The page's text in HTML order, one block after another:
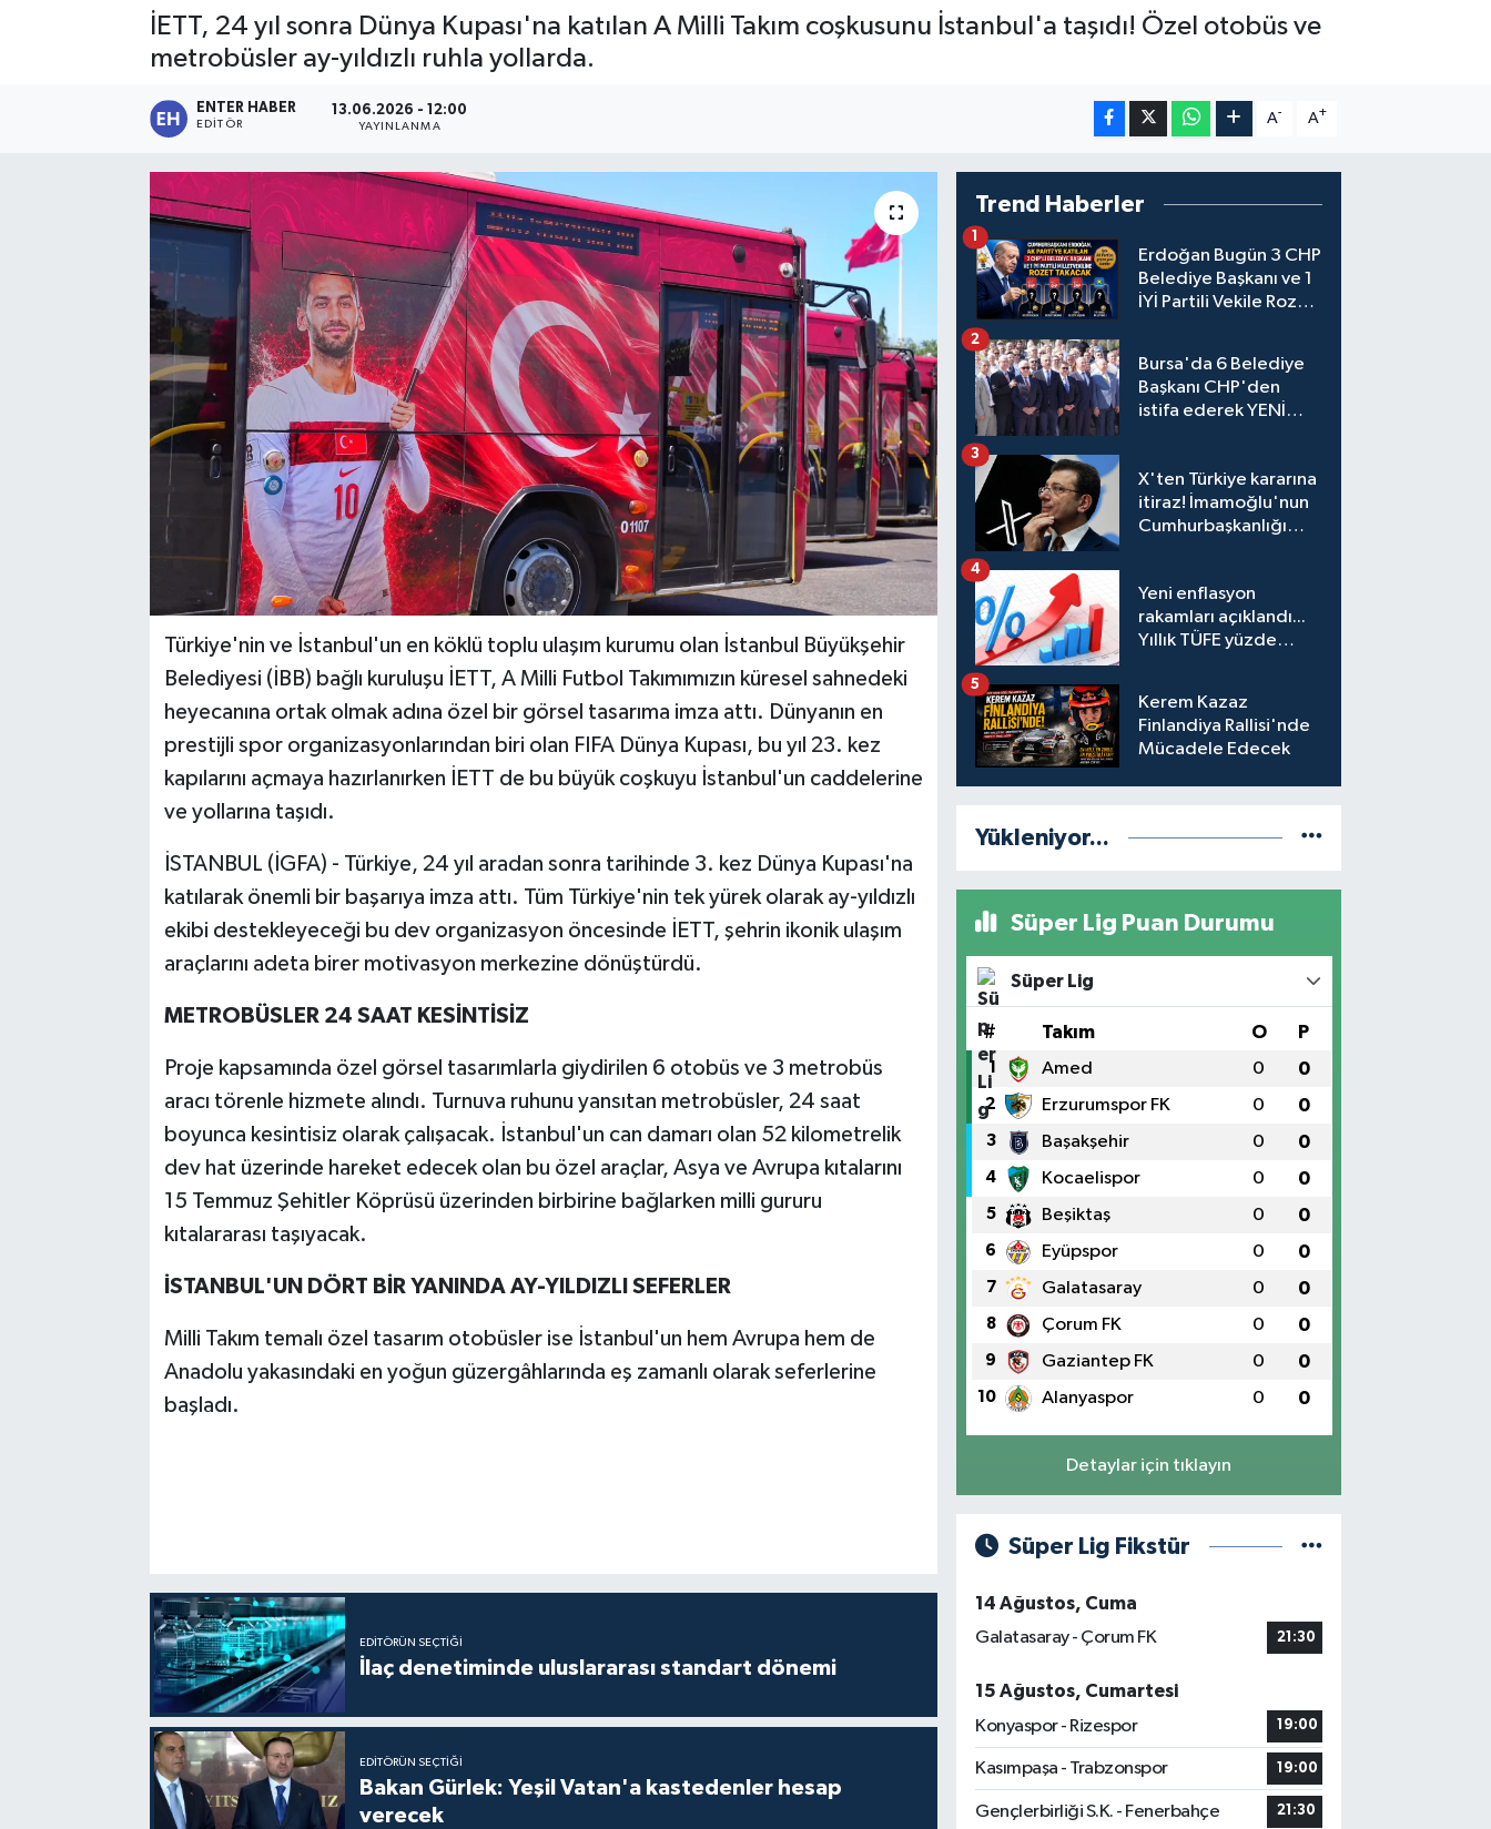
İETT, 24 yıl sonra Dünya Kupası'na katılan A Milli Takım coşkusunu İstanbul'a taşıdı! Özel otobüs ve
metrobüsler ay-yıldızlı ruhla yollarda.
ENTER HABER
EDITÖR
13.06.2026 - 12:00
YAYINLANMA
A- A+
Türkiye'nin ve İstanbul'un en köklü toplu ulaşım kurumu olan İstanbul Büyükşehir
Belediyesi (İBB) bağlı kuruluşu İETT, A Milli Futbol Takımımızın küresel sahnedeki
heyecanına ortak olmak adına özel bir görsel tasarıma imza attı. Dünyanın en
prestijli spor organizasyonlarından biri olan FIFA Dünya Kupası, bu yıl 23. kez
kapılarını açmaya hazırlanırken İETT de bu büyük coşkuyu İstanbul'un caddelerine
ve yollarına taşıdı.
İSTANBUL (İGFA) - Türkiye, 24 yıl aradan sonra tarihinde 3. kez Dünya Kupası'na
katılarak önemli bir başarıya imza attı. Tüm Türkiye'nin tek yürek olarak ay-yıldızlı
ekibi destekleyeceği bu dev organizasyon öncesinde İETT, şehrin ikonik ulaşım
araçlarını adeta birer motivasyon merkezine dönüştürdü.
METROBÜSLER 24 SAAT KESİNTİSİZ
Proje kapsamında özel görsel tasarımlarla giydirilen 6 otobüs ve 3 metrobüs
aracı törenle hizmete alındı. Turnuva ruhunu yansıtan metrobüsler, 24 saat
boyunca kesintisiz olarak çalışacak. İstanbul'un can damarı olan 52 kilometrelik
dev hat üzerinde hareket edecek olan bu özel araçlar, Asya ve Avrupa kıtalarını
15 Temmuz Şehitler Köprüsü üzerinden birbirine bağlarken milli gururu
kıtalararası taşıyacak.
İSTANBUL'UN DÖRT BİR YANINDA AY-YILDIZLI SEFERLER
Milli Takım temalı özel tasarım otobüsler ise İstanbul'un hem Avrupa hem de
Anadolu yakasındaki en yoğun güzergâhlarında eş zamanlı olarak seferlerine
başladı.
EDITÖRÜN SEÇTIĞI
İlaç denetiminde uluslararası standart dönemi
EDITÖRÜN SEÇTIĞI
Bakan Gürlek: Yeşil Vatan'a kastedenler hesap
verecek
Trend Haberler
Erdoğan Bugün 3 CHP
Belediye Başkanı ve 1
İYİ Partili Vekile Rozet
1
Bursa'da 6 Belediye
Başkanı CHP'den
istifa ederek YENİ
2
X'ten Türkiye kararına
itiraz! İmamoğlu'nun
Cumhurbaşkanlığı
engeli mahkemeye
taşındı
3
Yeni enflasyon
rakamları açıklandı...
Yıllık TÜFE yüzde
4
Kerem Kazaz
Finlandiya Rallisi'nde
Mücadele Edecek
5
Yükleniyor...
Süper Lig Puan Durumu
Süper Lig
# Takım O P
1 Amed 0 0
2 Erzurumspor FK 0 0
3 Başakşehir 0 0
4 Kocaelispor 0 0
5 Beşiktaş 0 0
6 Eyüpspor 0 0
7 Galatasaray 0 0
8 Çorum FK 0 0
9 Gaziantep FK 0 0
10 Alanyaspor 0 0
Detaylar için tıklayın
Süper Lig Fikstür
14 Ağustos, Cuma
Galatasaray - Çorum FK
21:30
15 Ağustos, Cumartesi
Konyaspor - Rizespor
19:00
Kasımpaşa - Trabzonspor 19:00
Gençlerbirliği S.K. - Fenerbahçe 21:30
KÜLTÜR SANAT